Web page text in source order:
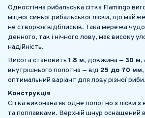
Одностінна рибальська сітка Flamingo
міцної синьої рибальської ліски, що
не створює відблисків. Така мережа
денного, так і нічного лову, має високу
надійність.
Висота становить 1.8 м, довжина — 30 м,
внутрішнього полотна — від 25 до 70 мм
оптимальний варіант для лову різної риби.
Конструкція
Сітка виконана як одне полотно з ліски
та поплавками. Верхній шнур оснащений